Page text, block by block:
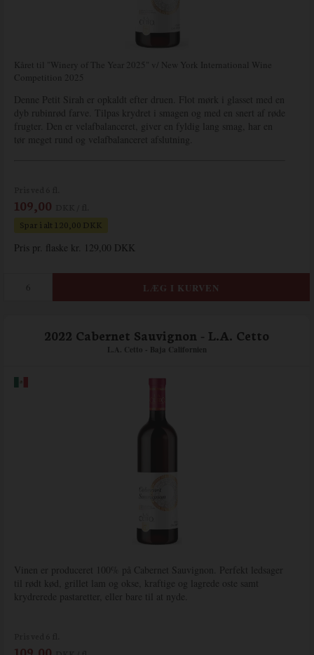
Kåret til "Winery of The Year 2025" v/ New York International Wine
Competition 2025
Denne Petit Sirah er opkaldt efter druen. Flot mørk i glasset med en
dyb rubinrød farve. Tilpas krydret i smagen og med en snert af røde
frugter. Den er velafbalanceret, giver en fyldig lang smag, har en
tør meget rund og velafbalanceret afslutning.
109,00
Spar i alt 120,00 DKK
Pris pr. flaske kr. 129,00 DKK
2022 Cabernet Sauvignon - L.A. Cetto
L.A. Cetto - Baja Californien
Vinen er produceret 100% på Cabernet Sauvignon. Perfekt ledsager
til rødt kød, grillet lam og okse, kraftige og lagrede oste samt
krydrerede pastaretter, eller bare til at nyde.